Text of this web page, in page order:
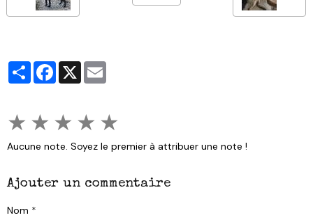
PartagerFacebook
X
★ ★ ★ ★ ★
Aucune note. Soyez le premier à attribuer une note !
Ajouter un commentaire
Nom